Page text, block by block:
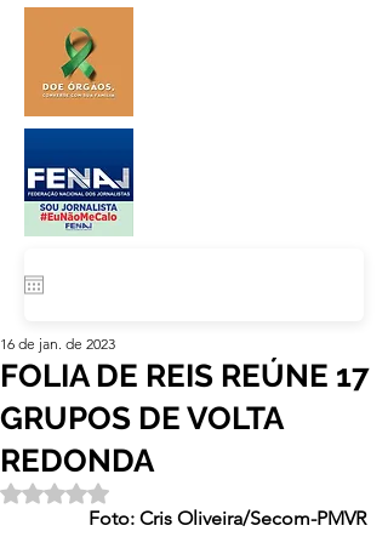
FOLIA DE REIS REÚNE 17
GRUPOS DE VOLTA
REDONDA
16 de jan. de 2023
Avaliado com NaN de 5 estrelas.
Foto: Cris Oliveira/Secom-PMVR